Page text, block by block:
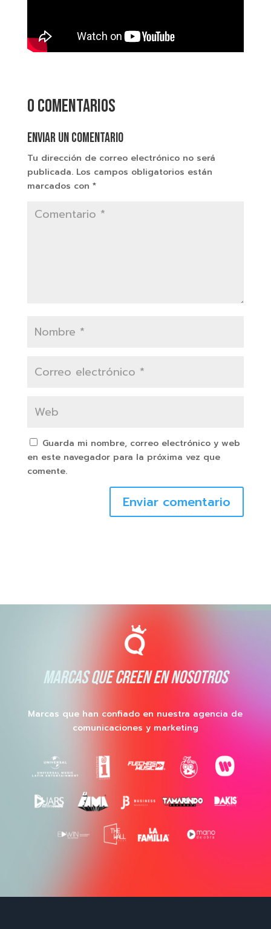
0 comentarios
Enviar un comentario
Tu dirección de correo electrónico no será
publicada. Los campos obligatorios están
marcados con *
Guarda mi nombre, correo electrónico y web
en este navegador para la próxima vez que
comente.
Enviar comentario
MARCAS QUE CREEN EN NOSOTROS
Marcas que han confiado en nuestra agencia de
comunicaciones y marketing